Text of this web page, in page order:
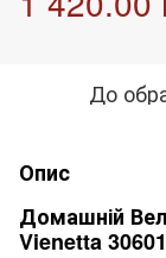
До
Опис
Домашній
Vienetta